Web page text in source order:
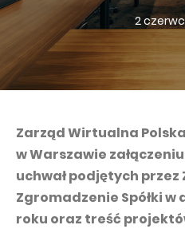
Wartości
Compliance
Nasze marki
Biuro prasowe
Zrównoważony rozwój
GRUPA KAPITAŁOWA
Dywidenda
Akcjonariat
Ogłoszenia
Programy motywacyjne
PUBLIKACJE I KALENDARIUM
Raporty bieżące
Wakacje.pl
Totalmoney
Nocowanie.pl
Superauto.pl
Homebook
2
Zarząd Wirtualna
w Warszawie
uchwał podjętych przez
Zgromadzenie Spółki w
roku oraz treść